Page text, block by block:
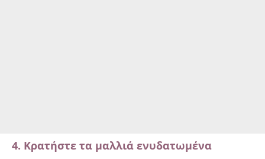
4. Κρατήστε τα μαλλιά ενυδατωμένα